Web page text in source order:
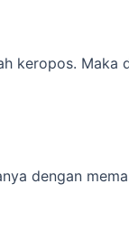
keropos.
dengan